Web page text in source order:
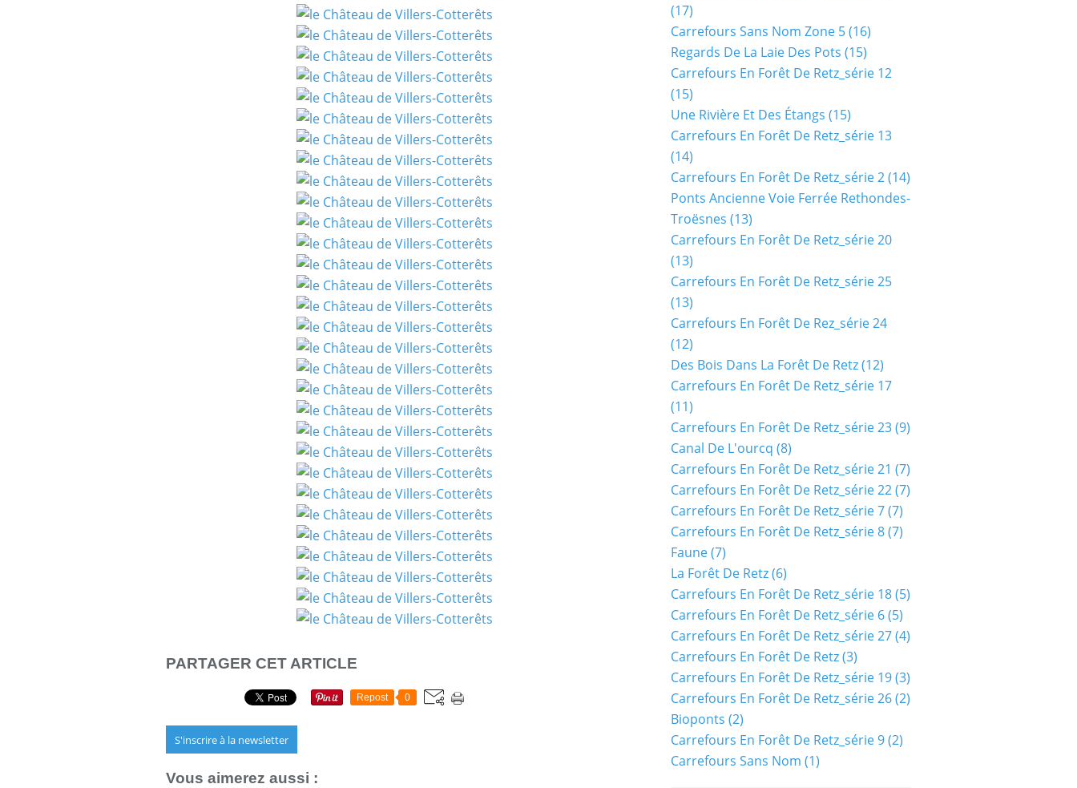
PARTAGER CET ARTICLE
Repost 0
S'inscrire à la newsletter
Vous aimerez aussi :
(17)
Carrefours Sans Nom Zone 5(16)
Regards De La Laie Des Pots (15)
Carrefours En Forêt De Retz_série 12
(15)
Une Rivière Et Des Étangs (15)
Carrefours En Forêt De Retz_série 13
(14)
Carrefours En Forêt De Retz_série 2(14)
Ponts Ancienne Voie Ferrée Rethondes-
Troësnes (13)
Carrefours En Forêt De Retz_série 20
(13)
Carrefours En Forêt De Retz_série 25
(13)
Carrefours En Forêt De Rez_série 24
(12)
Des Bois Dans La Forêt De Retz(12)
Carrefours En Forêt De Retz_série 17
(11)
Carrefours En Forêt De Retz_série 23(9)
Canal De L'ourcq (8)
Carrefours En Forêt De Retz_série 21 (7)
Carrefours En Forêt De Retz_série 22(7)
Carrefours En Forêt De Retz_série 7(7)
Carrefours En Forêt De Retz_série 8(7)
Faune(7)
La Forêt De Retz(6)
Carrefours En Forêt De Retz_série 18(5)
Carrefours En Forêt De Retz_série 6(5)
Carrefours En Forêt De Retz_série 27(4)
Carrefours En Forêt De Retz(3)
Carrefours En Forêt De Retz_série 19(3)
Carrefours En Forêt De Retz_série 26(2)
Bioponts (2)
Carrefours En Forêt De Retz_série 9(2)
Carrefours Sans Nom (1)